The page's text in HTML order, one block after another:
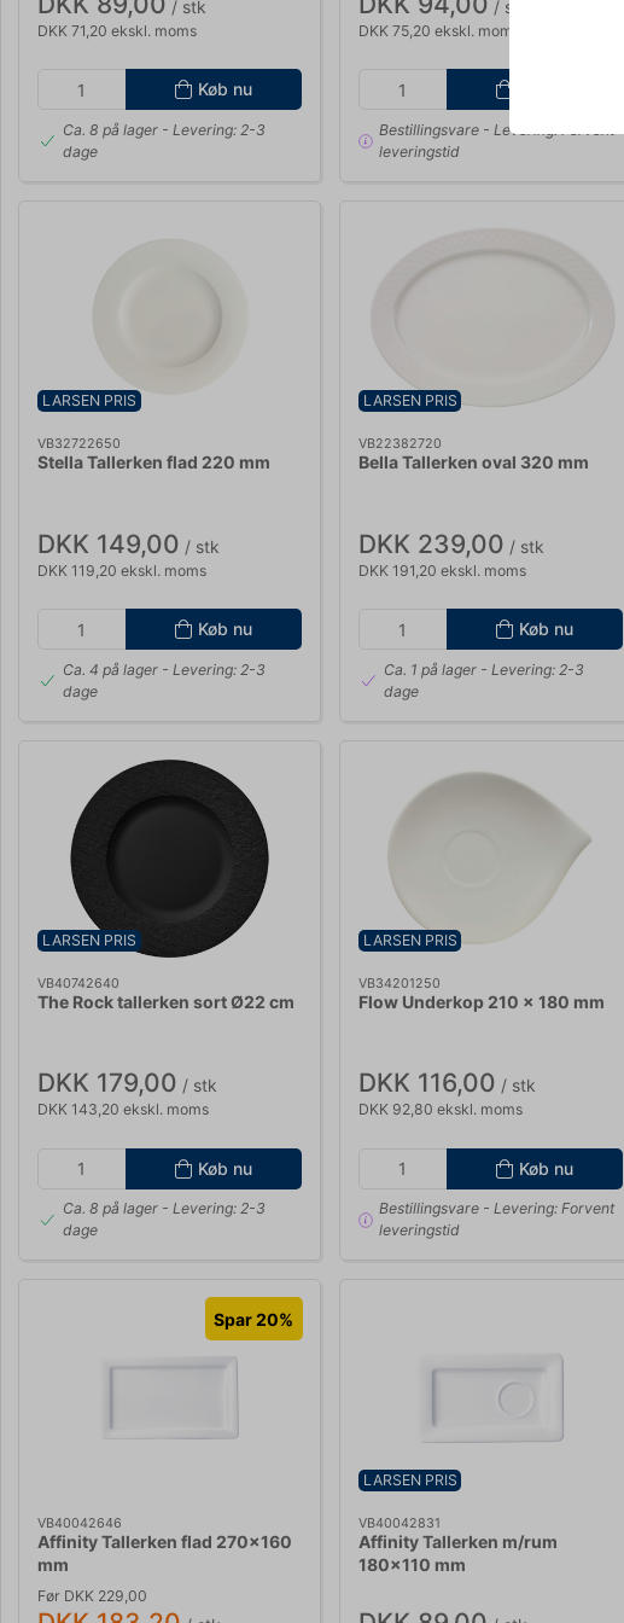
/ stk
DKK 71,20 ekskl. moms
Køb nu
Ca. 8 på lager- Levering: 2-3
dage
/ stk
DKK 75,20 ekskl. moms
Bestillingsvare- Levering: Forvent
leveringstid
LARSEN PRIS
VB32722650
Stella Tallerken flad 220 mm
DKK 149,00 / stk
DKK 119,20 ekskl. moms
Køb nu
Ca. 4 på lager- Levering: 2-3
dage
LARSEN PRIS
VB22382720
Bella Tallerken oval 320 mm
DKK 239,00 / stk
DKK 191,20 ekskl. moms
Køb nu
Ca. 1 på lager- Levering: 2-3
dage
LARSEN PRIS
VB40742640
The Rock tallerken sort Ø22 cm
DKK 179,00 / stk
DKK 143,20 ekskl. moms
Køb nu
Ca. 8 på lager- Levering: 2-3
dage
LARSEN PRIS
VB34201250
Flow Underkop 210 x 180 mm
DKK 116,00 / stk
DKK 92,80 ekskl. moms
Køb nu
Bestillingsvare- Levering: Forvent
leveringstid
Spar 20%
VB40042646
Affinity Tallerken flad 270x160
mm
Før DKK 229,00
LARSEN PRIS
VB40042831
Affinity Tallerken m/rum
180x110 mm